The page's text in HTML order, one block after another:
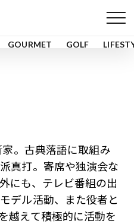
GOURMET GOLF
。古典落語に取組み
真打。寄席や独演会な
にも、テレビ番組の出
デル活動、また役者と
越えて積極的に活動を